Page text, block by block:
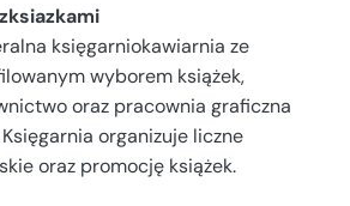
księgarniokawiarnia ze
wyborem książek,
oraz pracownia graficzna
organizuje liczne
oraz promocję książek.